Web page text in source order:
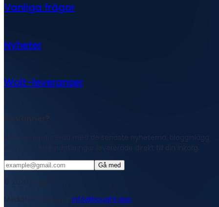
Vanliga frågor
Nyheter
Wolt-leveranser
Gå med
info@bought.app